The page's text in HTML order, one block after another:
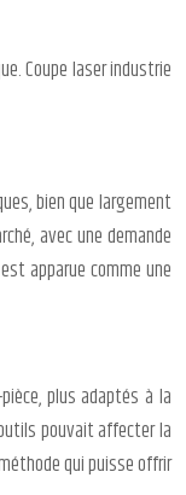
Coupe laser industrie
bien que largement
avec une demande
apparue comme une
plus adaptés à la
pouvait affecter la
qui puisse offrir